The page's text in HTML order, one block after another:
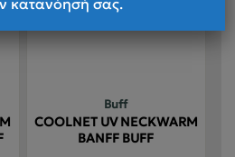
Buff
COOLNET UV NECKWARM
BANFF BUFF